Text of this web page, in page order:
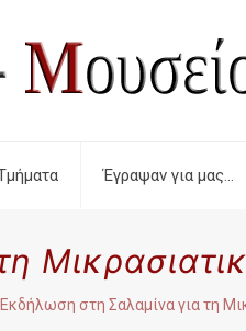
Έγραψαν για μας…
Εκδήλωση στη Σαλαμίνα για τη